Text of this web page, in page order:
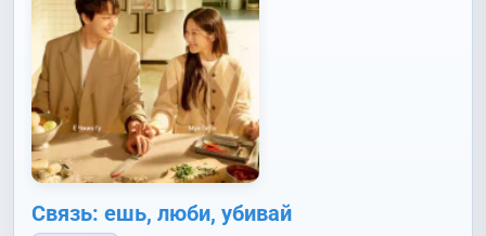
Связь: ешь, люби, убивай